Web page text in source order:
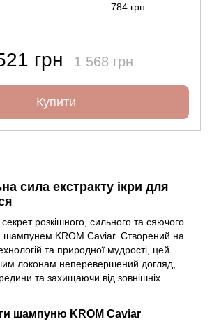
784 грн
грн 1 568 грн
Купити
сила екстракту ікри для
розкішного, сильного та сяючого
шампунем KROM Caviar. Створений на
та природної мудрості, цей
локонам неперевершений догляд,
та захищаючи від зовнішніх
шампуню KROM Caviar